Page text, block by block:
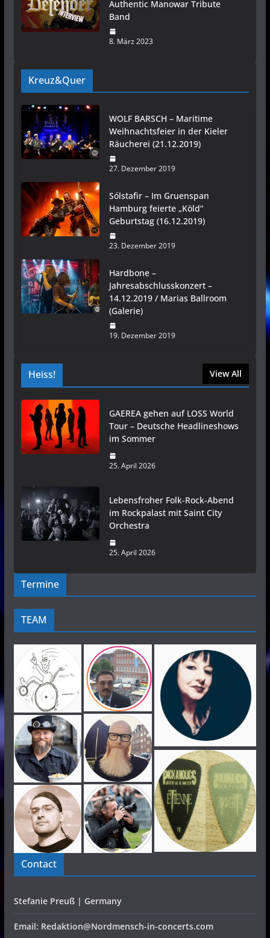
Authentic Manowar Tribute
Band
8. März 2023
Kreuz&Quer
WOLF BARSCH – Maritime
Weihnachtsfeier in der Kieler
Räucherei (21.12.2019)
27. Dezember 2019
Sólstafir – Im Gruenspan
Hamburg feierte „Köld“
Geburtstag (16.12.2019)
23. Dezember 2019
Hardbone –
Jahresabschlusskonzert –
14.12.2019 / Marias Ballroom
(Galerie)
19. Dezember 2019
Heiss! View All
GAEREA gehen auf LOSS World
Tour – Deutsche Headlineshows
im Sommer
25. April 2026
Lebensfroher Folk-Rock-Abend
im Rockpalast mit Saint City
Orchestra
25. April 2026
Termine
TEAM
Contact
Stefanie Preuß | Germany
Email: Redaktion@Nordmensch-in-concerts.com